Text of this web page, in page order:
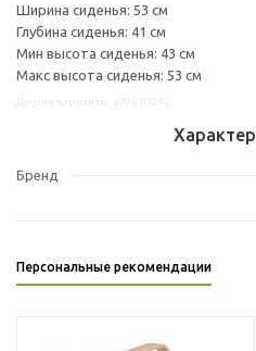
Ширина сиденья: 53 см
Глубина сиденья: 41 см
Мин высота сиденья: 43 см
Макс высота сиденья: 53 см
Бренд
Персональные рекомендации